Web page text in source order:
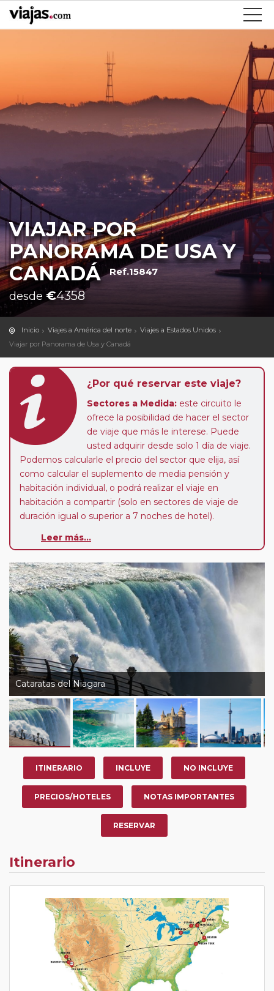
VIAJAR POR
PANORAMA DE USA Y
CANADÁ Ref.15847
desde €4358
Inicio Viajes a América del norte
Viajes a Estados Unidos
Viajar por Panorama de Usa y Canadá
¿Por qué reservar este viaje?
Sectores a Medida: este circuito le
ofrece la posibilidad de hacer el sector
de viaje que más le interese. Puede
usted adquirir desde solo 1 día de viaje.
Podemos calcularle el precio del sector que elija, así
como calcular el suplemento de media pensión y
habitación individual, o podrá realizar el viaje en
habitación a compartir (solo en sectores de viaje de
duración igual o superior a 7 noches de hotel).
año, ofrece a los pasajeros que ya hayan viajado con
nuestro Club de Pasajeros (cuya obtención se realiza
tras rellenar el cuestionario de satisfacción en "Mi viaje")
o los que estén en luna de miel contarán con un
descuento del 5%.
Leer más...
Cataratas del Niagara
ITINERARIO INCLUYE NO INCLUYE
PRECIOS/HOTELES NOTAS IMPORTANTES
RESERVAR
Itinerario